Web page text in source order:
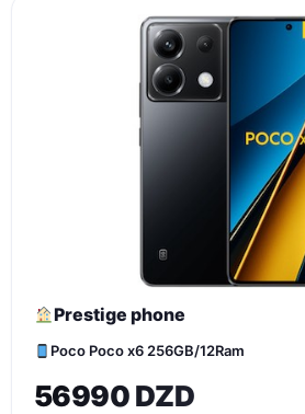
Prestige phone
Poco Poco x6 256GB/12Ram
56990 DZD